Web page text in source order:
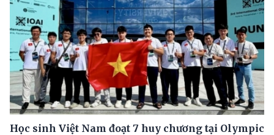
Học sinh Việt Nam đoạt 7 huy chương tại Olympic